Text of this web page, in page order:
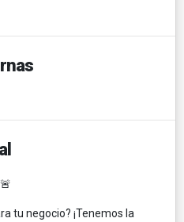
tu negocio? ¡Tenemos la